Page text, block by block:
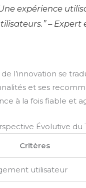
expérience
–
de l’innovation se
et ses
à la fois fiable et
Évolutive
Critères
utilisateur